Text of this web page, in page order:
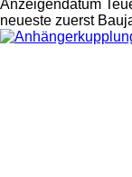
Anzeigendatum
neueste zuerst